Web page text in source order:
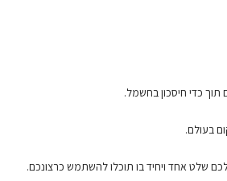
כדי חיסכון בחשמל.
בעולם.
שלט אחד ויחיד בו תוכלו להשתמש כרצונכם.